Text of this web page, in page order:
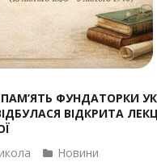
ФУНДАТОРКИ
ВІДКРИТА
Новини